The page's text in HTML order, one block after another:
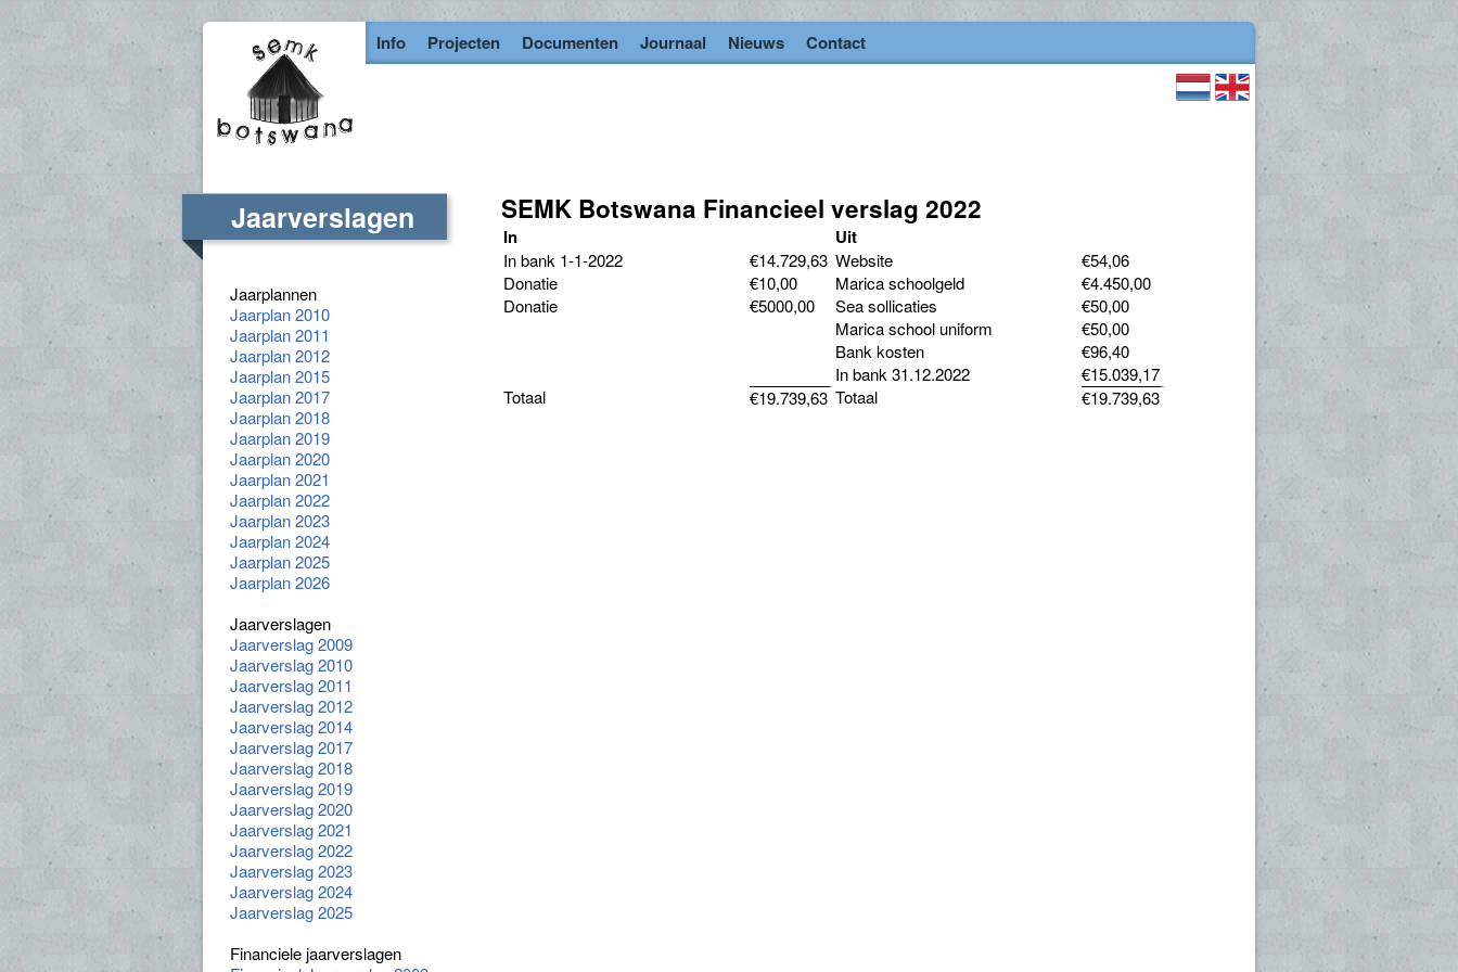
Info Projecten Documenten Journaal Nieuws Contact
Jaarverslagen
Jaarplannen
Jaarplan 2010
Jaarplan 2011
Jaarplan 2012
Jaarplan 2015
Jaarplan 2017
Jaarplan 2018
Jaarplan 2019
Jaarplan 2020
Jaarplan 2021
Jaarplan 2022
Jaarplan 2023
Jaarplan 2024
Jaarplan 2025
Jaarplan 2026
Jaarverslagen
Jaarverslag 2009
Jaarverslag 2010
Jaarverslag 2011
Jaarverslag 2012
Jaarverslag 2014
Jaarverslag 2017
Jaarverslag 2018
Jaarverslag 2019
Jaarverslag 2020
Jaarverslag 2021
Jaarverslag 2022
Jaarverslag 2023
Jaarverslag 2024
Jaarverslag 2025
Financiele jaarverslagen
SEMK Botswana Financieel verslag 2022
In Uit
In bank 1-1-2022 €14.729,63 Website
€54,06
Donatie
€10,00 Marica schoolgeld
€4.450,00
Donatie
€5000,00 Sea sollicaties
€50,00
Marica school uniform
€50,00
Bank kosten
€96,40
In bank 31.12.2022
€15.039,17
Totaal
€19.739,63 Totaal €19.739,63